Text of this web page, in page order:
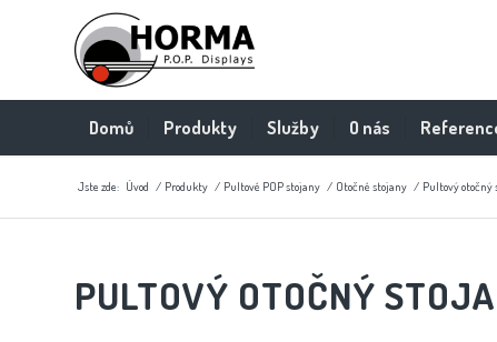
Domů Produkty Služby O nás
Jste zde: Úvod / Produkty / Pultové POP stojany / Otočné stojany / Pultový otočný
PULTOVÝ OTOČNÝ